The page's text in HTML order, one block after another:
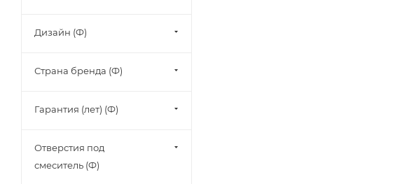
Дизайн (Ф)
Страна бренда (Ф)
Гарантия (лет) (Ф)
Отверстия под
смеситель (Ф)